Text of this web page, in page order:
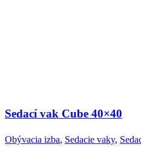
Sedací vak Cube 40×40
Obývacia izba, Sedacie vaky,